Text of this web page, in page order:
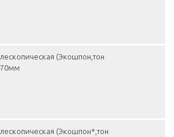
(Экошпон,тон
(Экошпон*,тон